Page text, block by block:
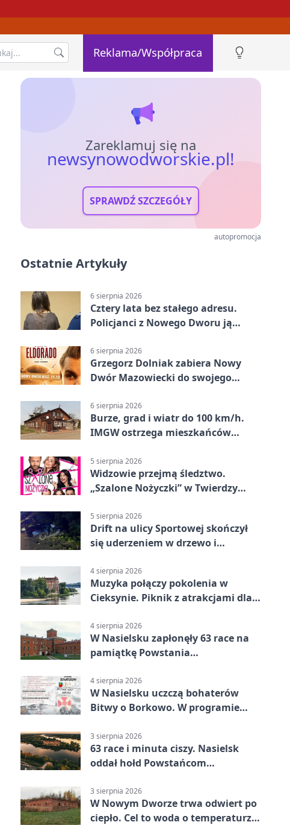
Reklama/Współpraca
Zareklamuj się na
newsynowodworskie.pl!
SPRAWDŹ SZCZEGÓŁY
autopromocja
Ostatnie Artykuły
6 sierpnia 2026
Cztery lata bez stałego adresu.
Policjanci z Nowego Dworu ją
6 sierpnia 2026
Grzegorz Dolniak zabiera Nowy
Dwór Mazowiecki do swojego
6 sierpnia 2026
Burze, grad i wiatr do 100 km/h.
IMGW ostrzega mieszkańców
5 sierpnia 2026
Widzowie przejmą śledztwo.
„Szalone Nożyczki” w Twierdzy
5 sierpnia 2026
Drift na ulicy Sportowej skończył
się uderzeniem w drzewo i
4 sierpnia 2026
Muzyka połączy pokolenia w
Cieksynie. Piknik z atrakcjami dla
4 sierpnia 2026
W Nasielsku zapłonęły 63 race na
pamiątkę Powstania
4 sierpnia 2026
W Nasielsku uczczą bohaterów
Bitwy o Borkowo. W programie
3 sierpnia 2026
63 race i minuta ciszy. Nasielsk
oddał hołd Powstańcom
3 sierpnia 2026
W Nowym Dworze trwa odwiert po
ciepło. Cel to woda o temperaturze